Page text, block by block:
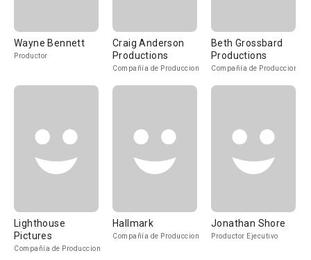
Wayne Bennett
Productor
Craig Anderson
Productions
Compañía de Produccion
Beth Grossbard
Productions
Compañía de Produccion
Lighthouse
Pictures
Compañía de Produccion
Hallmark
Compañía de Produccion
Jonathan Shore
Productor Ejecutivo